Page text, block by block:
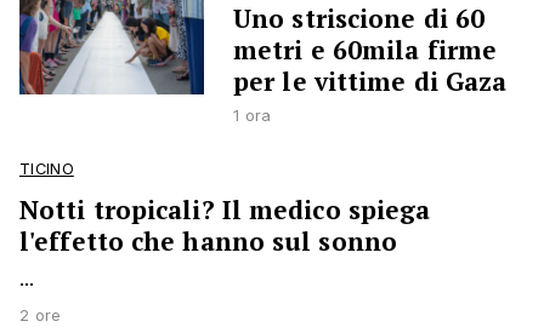
Uno striscione di 60
metri e 60mila firme
per le vittime di Gaza
1 ora
TICINO
Notti tropicali? Il medico spiega
l'effetto che hanno sul sonno
...
2 ore